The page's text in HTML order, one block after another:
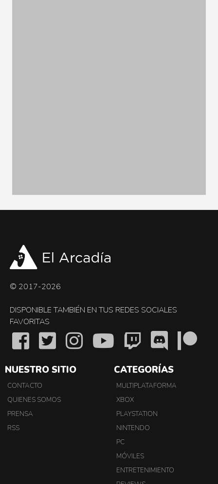
© 2017-2026
DISPONIBLE TAMBIÉN EN TUS REDES SOCIALES
FAVORITAS
NUESTRO SITIO
CONTACTO
QUIENES SOMOS
PRENSA
RSS
CATEGORÍAS
MULTIPLATAFORMA
XBOX
PLAYSTATION
NINTENDO
PC
MÓVILES
ENTRETENIMIENTO